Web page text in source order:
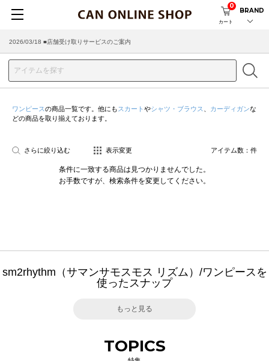
カート
0
BRAND
2026/03/18 ■店舗受け取りサービスのご案内
ワンピースの商品一覧です。他にも スカート やシャツ・ブラウス カーディガンな
どの商品を取り揃えております。
さらに絞り込む 表示変更 アイテム数： 件
条件に一致する商品は見つかりませんでした。
お手数ですが、検索条件を変更してください。
sm2rhythm（サマンサモスモス リズム）/ワンピースを
使ったスナップ
もっと見る
TOPICS